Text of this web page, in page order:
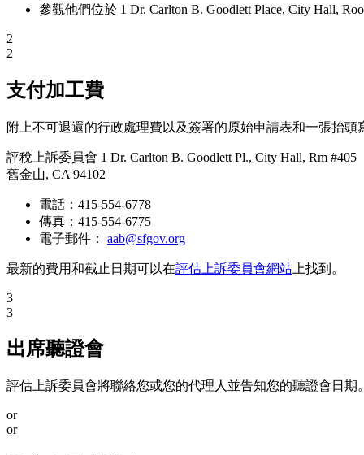
參觀他們位於 1 Dr. Carlton B. Goodlett Place, City Hall,
2
2
支付加工費
附上不可退還的行政處理費以及簽署的原始申請表和一張抬頭
評稅上訴委員會 1 Dr. Carlton B. Goodlett Pl., City Hall, Rm #405
舊金山, CA 94102
電話：415-554-6778
傳真：415-554-6775
電子郵件： aab@sfgov.org
最新的費用和截止日期可以在評估上訴委員會網站 上找到。
3
3
出席聽證會
評估上訴委員會將聯絡您或您的代理人並告知您的聽證會日期。
or
or